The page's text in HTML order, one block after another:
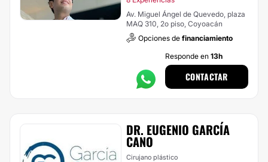
Av. Miguel Ángel de Quevedo, plaza
MAQ 310, 2o piso, Coyoacán
Opciones de financiamiento
Responde en 13h
CONTACTAR
DR. EUGENIO GARCÍA
CANO
Cirujano plástico